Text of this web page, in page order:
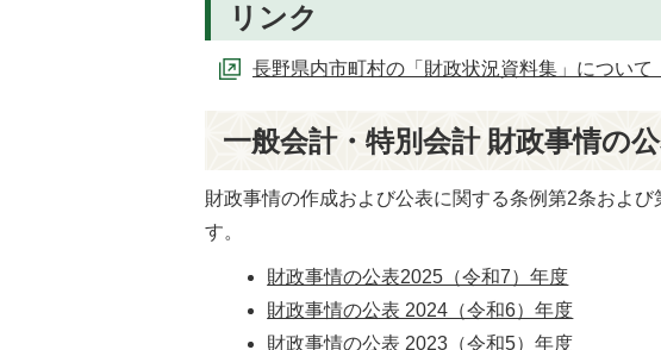
リンク
長野県内市町村の「財政状況資料集」について
一般会計・特別会計 財政事情の
財政事情の作成および公表に関する条例第2条およ
す。
財政事情の公表2025（令和7）年度
財政事情の公表 2024（令和6）年度
財政事情の公表 2023（令和5）年度